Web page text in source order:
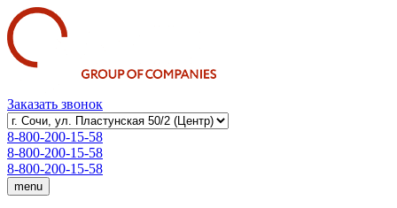
Заказать звонок
8-800-200-15-58
8-800-200-15-58
8-800-200-15-58
menu
Группа
компаний
«Смайл»
ваш
профессиональный
помощник
в
проектировании,